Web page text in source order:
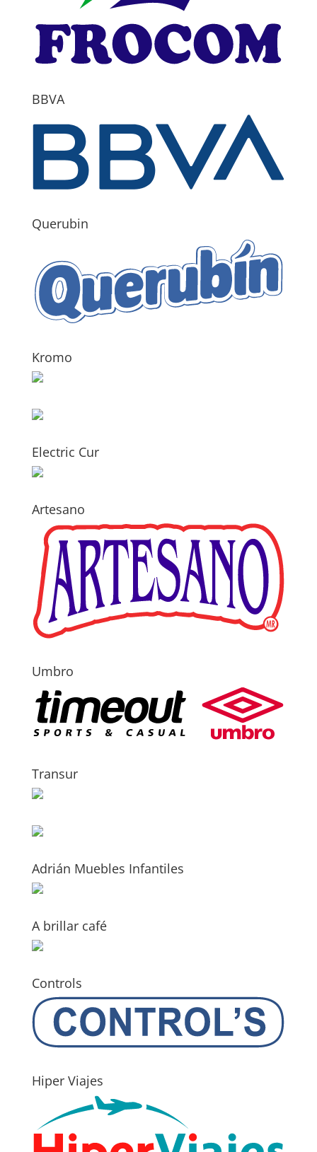
BBVA
Querubin
Kromo
Electric Cur
Artesano
Umbro
Transur
Adrián Muebles Infantiles
A brillar café
Controls
Hiper Viajes